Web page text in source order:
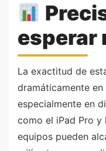
esperar
La exactitud de
dramáticamente
especialmente en
como el iPad Pro y
equipos pueden